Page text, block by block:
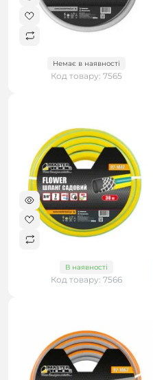
Немає в наявності
Код товару: 7565
В наявності
Код товару: 7566